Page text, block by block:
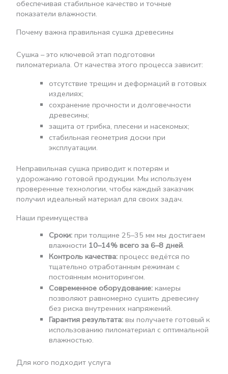
обеспечивая стабильное качество и точные
показатели влажности.
Почему важна правильная сушка древесины
Сушка – это ключевой этап подготовки
пиломатериала. От качества этого процесса зависит:
отсутствие трещин и деформаций в готовых
изделиях;
сохранение прочности и долговечности
древесины;
защита от грибка, плесени и насекомых;
стабильная геометрия доски при
эксплуатации.
Неправильная сушка приводит к потерям и
удорожанию готовой продукции. Мы используем
проверенные технологии, чтобы каждый заказчик
получил идеальный материал для своих задач.
Наши преимущества
Сроки: при толщине 25–35 мм мы достигаем
влажности 10–14% всего за 6–8 дней.
Контроль качества: процесс ведётся по
тщательно отработанным режимам с
постоянным мониторингом.
Современное оборудование: камеры
позволяют равномерно сушить древесину
без риска внутренних напряжений.
Гарантия результата: вы получаете готовый к
использованию пиломатериал с оптимальной
влажностью.
Для кого подходит услуга